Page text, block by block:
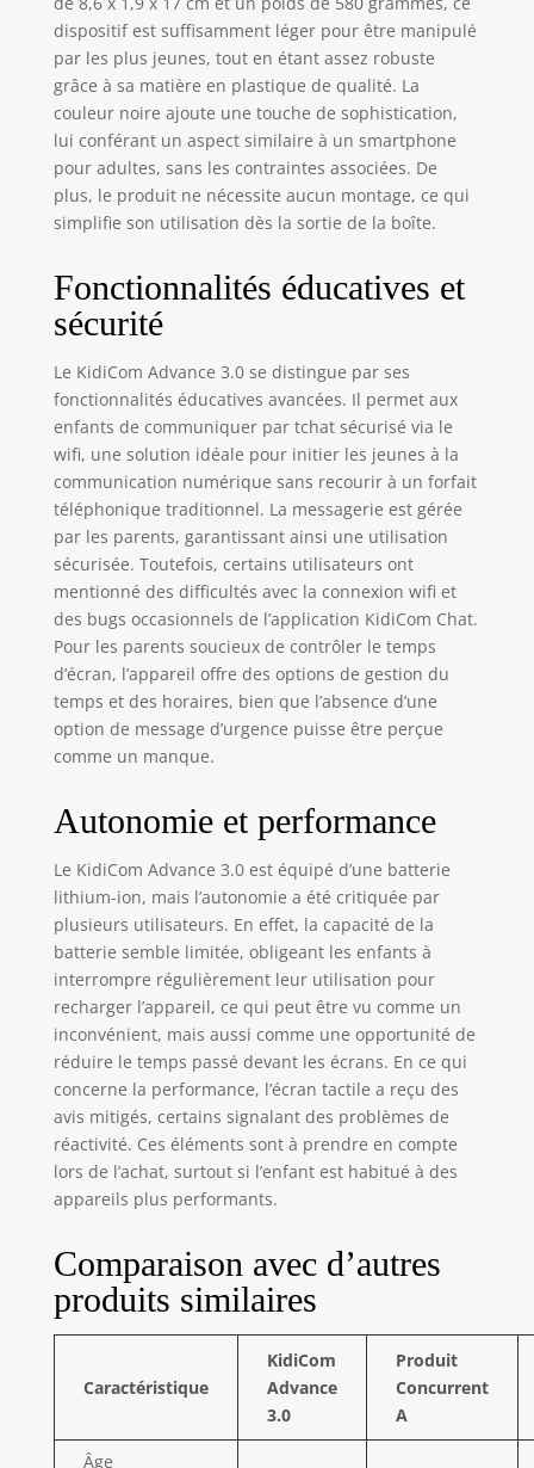
dispositif est suffisamment léger pour être manipulé
par les plus jeunes, tout en étant assez robuste
grâce à sa matière en plastique de qualité. La
couleur noire ajoute une touche de sophistication,
lui conférant un aspect similaire à un smartphone
pour adultes, sans les contraintes associées. De
plus, le produit ne nécessite aucun montage, ce qui
simplifie son utilisation dès la sortie de la boîte.
Fonctionnalités éducatives et
sécurité
Le KidiCom Advance 3.0 se distingue par ses
fonctionnalités éducatives avancées. Il permet aux
enfants de communiquer par tchat sécurisé via le
wifi, une solution idéale pour initier les jeunes à la
communication numérique sans recourir à un forfait
téléphonique traditionnel. La messagerie est gérée
par les parents, garantissant ainsi une utilisation
sécurisée. Toutefois, certains utilisateurs ont
mentionné des difficultés avec la connexion wifi et
des bugs occasionnels de l’application KidiCom Chat.
Pour les parents soucieux de contrôler le temps
d’écran, l’appareil offre des options de gestion du
temps et des horaires, bien que l’absence d’une
option de message d’urgence puisse être perçue
comme un manque.
Autonomie et performance
Le KidiCom Advance 3.0 est équipé d’une batterie
lithium-ion, mais l’autonomie a été critiquée par
plusieurs utilisateurs. En effet, la capacité de la
batterie semble limitée, obligeant les enfants à
interrompre régulièrement leur utilisation pour
recharger l’appareil, ce qui peut être vu comme un
inconvénient, mais aussi comme une opportunité de
réduire le temps passé devant les écrans. En ce qui
concerne la performance, l’écran tactile a reçu des
avis mitigés, certains signalant des problèmes de
réactivité. Ces éléments sont à prendre en compte
lors de l’achat, surtout si l’enfant est habitué à des
appareils plus performants.
Comparaison avec d’autres
produits similaires
Caractéristique
KidiCom
Advance
3.0
Produit
Concurrent
A
Âge